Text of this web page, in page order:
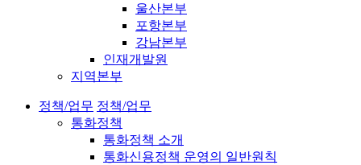
울산본부
포항본부
강남본부
인재개발원
지역본부
정책/업무 정책/업무
통화정책
통화정책 소개
통화신용정책 운영의 일반원칙